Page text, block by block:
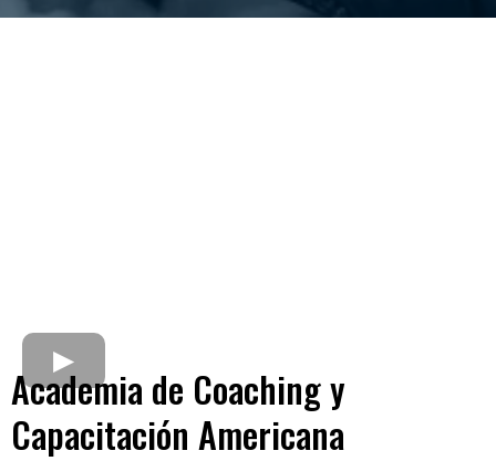
Academia de Coaching y
Capacitación Americana